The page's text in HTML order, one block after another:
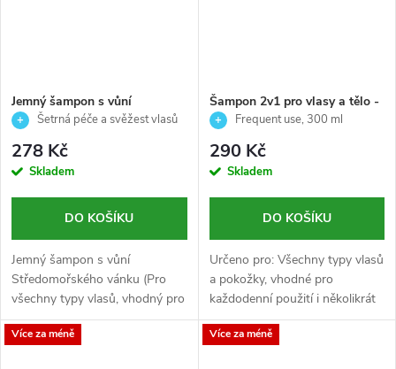
Jemný šampon s vůní
Středomořského vánku - Spa
Capucinni - 300ml
Šetrná péče a svěžest vlasů
278 Kč
Skladem
DO KOŠÍKU
Jemný šampon s vůní
Středomořského vánku (Pro
všechny typy vlasů, vhodný pro
každodenní použití)
Šampon 2v1 pro vlasy a tělo -
Frequent use - Echosline - 300
Frequent use, 300 ml
290 Kč
Skladem
DO KOŠÍKU
Určeno pro: Všechny typy vlasů
a pokožky, vhodné pro
každodenní použití i několikrát
denně.
Více za méně Více za méně